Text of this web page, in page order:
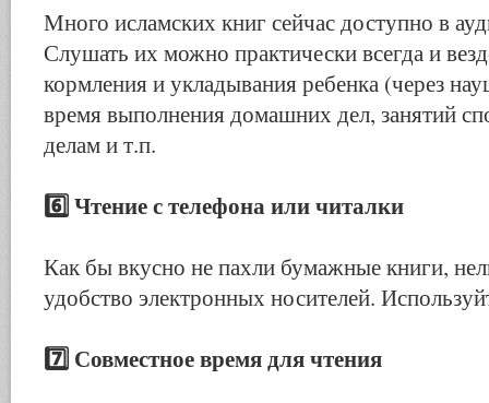
Много исламских книг сейчас доступно в
Слушать их можно практически всегда и
кормления и укладывания ребенка (через
время выполнения домашних дел, занятий
делам и т.п.
6️⃣Чтение с телефона или читалки
Как бы вкусно не пахли бумажные книги,
удобство электронных носителей.
7️⃣Совместное время для чтения